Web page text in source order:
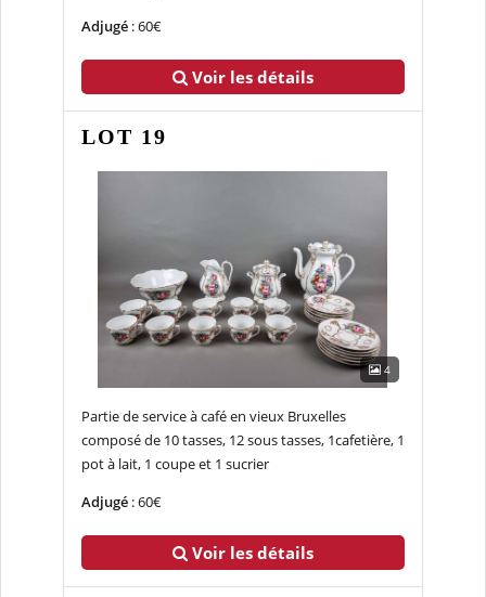
Adjugé: 60€
Voir les détails
LOT 19
4
Partie de service à café en vieux Bruxelles
composé de 10 tasses, 12 sous tasses, 1cafetière, 1
pot à lait, 1 coupe et 1 sucrier
Adjugé: 60€
Voir les détails